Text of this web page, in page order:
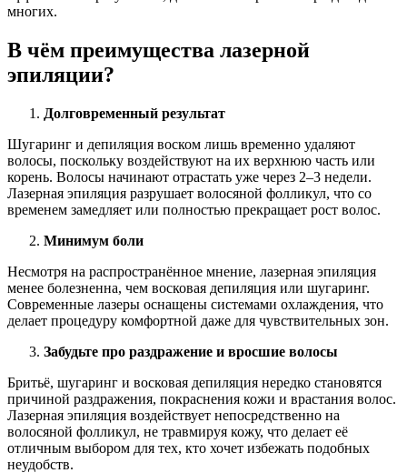
многих.
В чём преимущества лазерной
эпиляции?
Долговременный результат
Шугаринг и депиляция воском лишь временно удаляют
волосы, поскольку воздействуют на их верхнюю часть или
корень. Волосы начинают отрастать уже через 2–3 недели.
Лазерная эпиляция разрушает волосяной фолликул, что со
временем замедляет или полностью прекращает рост волос.
Минимум боли
Несмотря на распространённое мнение, лазерная эпиляция
менее болезненна, чем восковая депиляция или шугаринг.
Современные лазеры оснащены системами охлаждения, что
делает процедуру комфортной даже для чувствительных зон.
Забудьте про раздражение и вросшие волосы
Бритьё, шугаринг и восковая депиляция нередко становятся
причиной раздражения, покраснения кожи и врастания волос.
Лазерная эпиляция воздействует непосредственно на
волосяной фолликул, не травмируя кожу, что делает её
отличным выбором для тех, кто хочет избежать подобных
неудобств.